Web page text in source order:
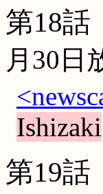
第18話
月30日
Ishizaki
第19話